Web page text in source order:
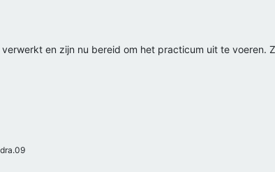
en zijn nu bereid om het practicum uit te voeren.